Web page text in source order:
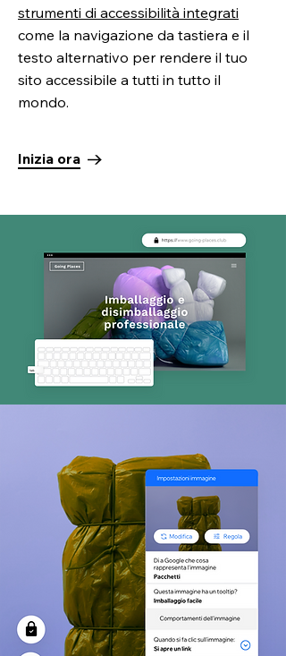
strumenti di accessibilità integrati
come la navigazione da tastiera e il
testo alternativo per rendere il tuo
sito accessibile a tutti in tutto il
mondo.
Inizia ora